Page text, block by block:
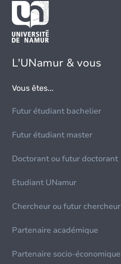
L'UNamur & vous
Vous êtes...
Futur étudiant bachelier
Futur étudiant master
Doctorant ou futur doctorant
Etudiant UNamur
Chercheur ou futur chercheur
Partenaire académique
Partenaire socio-économique